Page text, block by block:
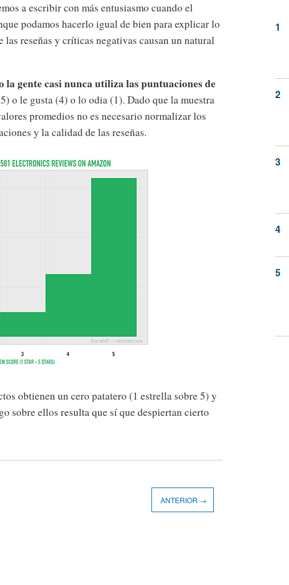
a escribir con más entusiasmo cuando el
podamos hacerlo igual de bien para explicar lo
las reseñas y críticas negativas causan un natural
la gente casi nunca utiliza las puntuaciones de
o le gusta (4) o lo odia (1). Dado que la muestra
promedios no es necesario normalizar los
y la calidad de las reseñas.
obtienen un cero patatero (1 estrella sobre 5) y
sobre ellos resulta que sí que despiertan cierto
ANTERIOR →